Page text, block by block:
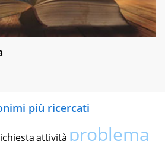
più ricercati
attività problema